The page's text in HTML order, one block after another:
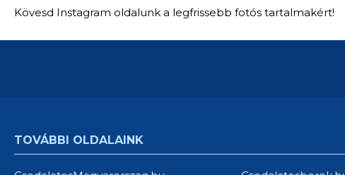
Kövesd Instagram oldalunk a legfrissebb fotós tartalmakért!
TOVÁBBI OLDALAINK